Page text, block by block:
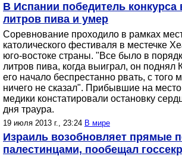
В Испании победитель
литров пива и умер
Соревнование проходило в рамках
католического фестиваля в местечке
юго-востоке страны. "Все было в
литров пива, когда выиграл, он поднял
его начало беспрестанно рвать, с того
ничего не сказал". Прибывшие на
медики констатировали остановку
дня траура.
19 июля 2013 г., 23:24 В мире
Израиль возобновляет прямые
палестинцами, пообещал